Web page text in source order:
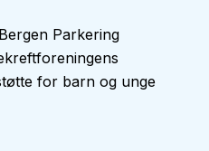
Parkering
for barn og unge